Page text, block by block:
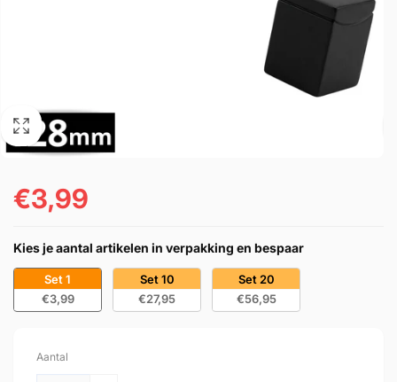
Normale
€3,99
Kies je aantal artikelen in verpakking en bespaar
Set 1
€3,99
Set 10
€27,95
Set 20
€56,95
Aantal